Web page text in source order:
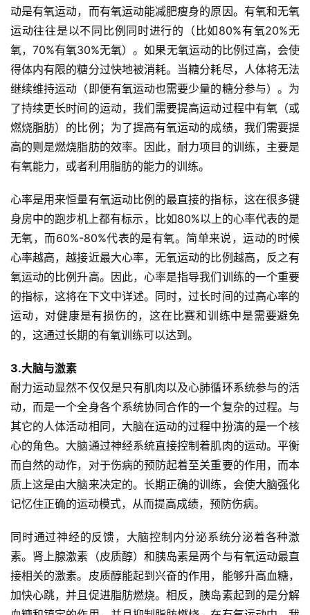
动是有氧运动，而有氧运动能减肥瘦身的原因。有氧和无氧
运动往往是以不同比例同时进行的（比如80%有氧20%无
氧，70%有氧30%无氧）。如果无氧运动的比例过高，会使
得体内有限的糖分过快地被消耗。当糖分耗尽，人体将无法
继续维持运动（即便有氧运动也需要少量的糖分参与）。为
了持续更长时间的运动，我们需要提高运动过程中有氧（或
燃烧脂肪）的比例；为了提高有氧运动的成绩，我们需要提
高的则是燃烧脂肪的效率。因此，耐力项目的训练，主要是
有氧能力，或者利用脂肪的能力的训练。
心率是用来恒量有氧运动比例的最直接的指标，这在很多键
身房中的跑步机上都有标示，比如80%以上的心率代表的是
无氧，而60%-80%代表的是有氧。简单来说，运动的时候
心率越高，越接近最大心率，无氧运动的比例越高，反之有
氧运动的比例升高。因此，心率是指导我们训练的一个重要
的指标，这将在下文中详述。同时，过长时间的过高心率的
运动，对健康是有损伤的，这在比赛和训练中是需要避免
的，这通过长期的有氧训练可以达到。
3.大脑与激素
耐力运动显然不仅仅是只有肌肉以及心肺循环系统参与的活
动，而是一个全身各个系统协同合作的一个复杂的过程。与
其它的人体活动相同，大脑在运动的过程中扮演的是一个核
心的角色。大脑通过神经系统直接控制着肌肉的运动。平衡
而自然的动作，对于伤病的预防起着至关重要的作用，而本
质上这是由大脑来决定的。长期正确的训练，会使大脑强化
记忆住正确的运动模式，从而提高成绩，预防伤病。
同时通过神经的反馈，大脑控制内分泌系统分泌着各种激
素。肾上腺激素（皮质醇）和胰岛素是两个与有氧运动最直
接相关的激素。皮质醇能起到兴奋的作用，能够升高血糖，
加快心跳，并且促进脂肪燃烧。相反，胰岛素起到的是分解